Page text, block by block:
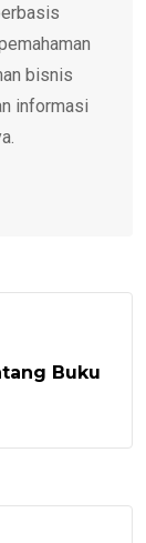
bisnis
informasi
Buku